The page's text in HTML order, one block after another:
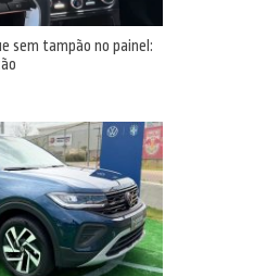
sem tampão no painel: